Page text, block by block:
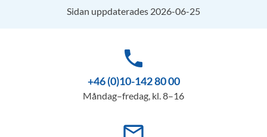
Sidan uppdaterades 2026-06-25
phone
+46 (0)10-142 80 00
Måndag–fredag, kl. 8–16